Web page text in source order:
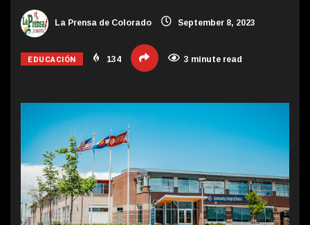
La Prensa de Colorado September 8, 2023
EDUCACIÓN 134 3 minute read